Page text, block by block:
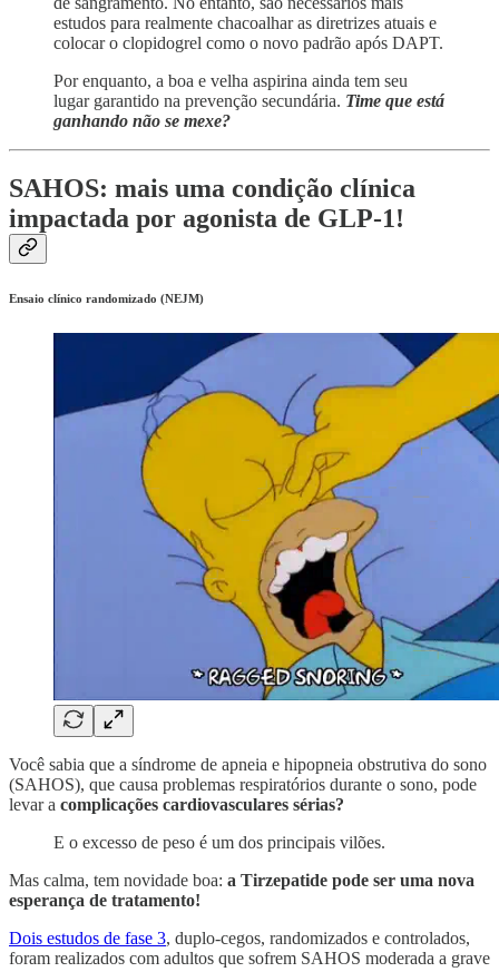
estudos para realmente chacoalhar as diretrizes atuais e
colocar o clopidogrel como o novo padrão após DAPT.
Por enquanto, a boa e velha aspirina ainda tem seu
lugar garantido na prevenção secundária. Time que está
ganhando não se mexe?
SAHOS: mais uma condição clínica
impactada por agonista de GLP-1!
Ensaio clínico randomizado (NEJM)
Você sabia que a síndrome de apneia e hipopneia obstrutiva do sono
(SAHOS), que causa problemas respiratórios durante o sono, pode
levar a complicações cardiovasculares sérias?
E o excesso de peso é um dos principais vilões.
Mas calma, tem novidade boa: a Tirzepatide pode ser uma nova
esperança de tratamento!
Dois estudos de fase 3, duplo-cegos, randomizados e controlados,
foram realizados com adultos que sofrem SAHOS moderada a grave